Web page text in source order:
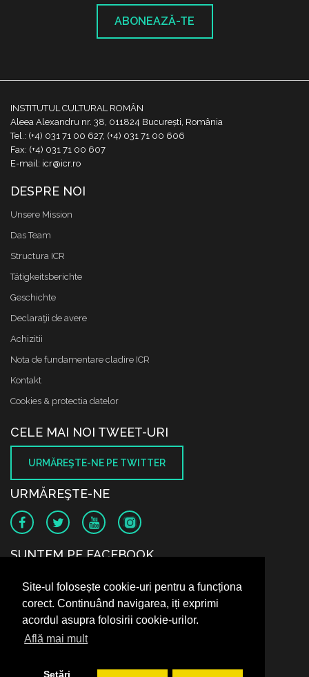
Site-ul folosește cookie-uri pentru a funcționa
corect. Continuând navigarea, iți exprimi
acordul asupra folosirii cookie-urilor.
Află mai mult
Setări
ABONEAZĂ-TE
INSTITUTUL CULTURAL ROMÂN
Aleea Alexandru nr. 38, 011824 București, România
Tel.: (+4) 031 71 00 627, (+4) 031 71 00 606
Fax: (+4) 031 71 00 607
E-mail: icr@icr.ro
DESPRE NOI
Unsere Mission
Das Team
Structura ICR
Tätigkeitsberichte
Geschichte
Declaraţii de avere
Achizitii
Nota de fundamentare cladire ICR
Kontakt
Cookies & protectia datelor
CELE MAI NOI TWEET-URI
URMĂREŞTE-NE PE TWITTER
URMĂREŞTE-NE
SUNTEM PE FACEBOOK